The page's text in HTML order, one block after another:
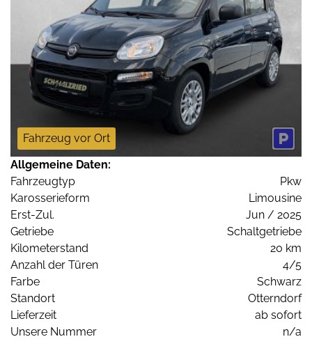
Fahrzeug vor Ort
Allgemeine Daten:
Fahrzeugtyp
Pkw
Karosserieform
Limousine
Erst-Zul.
Jun / 2025
Getriebe
Schaltgetriebe
Kilometerstand
20 km
Anzahl der Türen
4/5
Farbe
Schwarz
Standort
Otterndorf
Lieferzeit
ab sofort
Unsere Nummer
n/a